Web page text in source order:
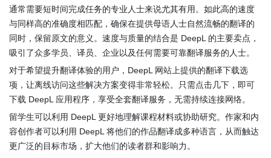
通常需要短时间完成任务的专业人士来说尤其有用。如此高的速度
与同样高的准确度相匹配，确保在提供母语人士自然流畅的翻译的
同时，保留原文的意义。速度与质量的结合是 DeepL 的主要卖点，
吸引了众多学员、译员、企业以及任何需要可靠翻译服务的人士。
对于希望提升翻译体验的用户，DeepL 网站上提供的翻译下载选
项，让离线访问这些解决方案变得非常轻松。只需点击几下，即可
下载 DeepL 应用程序，享受全套翻译服务，无需持续连接网络。
留学生可以利用 DeepL 更好地理解课程材料或协助研究。作家和内
容创作者可以利用 DeepL 将他们的作品翻译成多种语言，从而触达
更广泛的目标市场，扩大他们的读者群和影响力。